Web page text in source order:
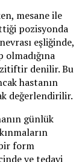
mesane ile
pozisyonda
eşliğinde,
denilir. Bu
hastanın
değerlendirilir.
günlük
form
ve tedavi